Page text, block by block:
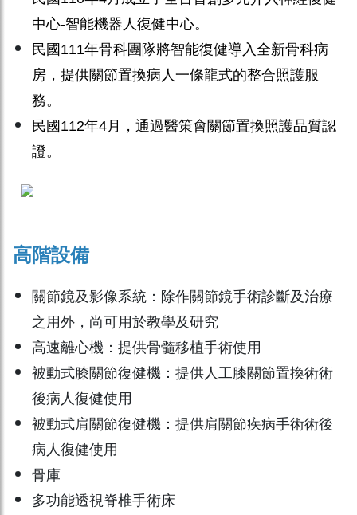
中心-智能機器人復健中心。
民國111年骨科團隊將智能復健導入全新骨科病
房，提供關節置換病人一條龍式的整合照護服
務。
民國112年4月，通過醫策會關節置換照護品質認
證。
高階設備
關節鏡及影像系統：除作關節鏡手術診斷及治療
之用外，尚可用於教學及研究
高速離心機：提供骨髓移植手術使用
被動式膝關節復健機：提供人工膝關節置換術術
後病人復健使用
被動式肩關節復健機：提供肩關節疾病手術術後
病人復健使用
骨庫
多功能透視脊椎手術床